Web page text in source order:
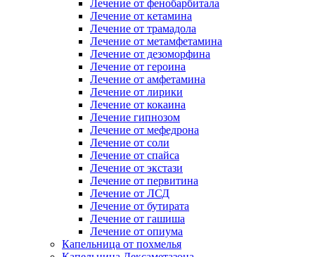
Лечение от фенобарбитала
Лечение от кетамина
Лечение от трамадола
Лечение от метамфетамина
Лечение от дезоморфина
Лечение от героина
Лечение от амфетамина
Лечение от лирики
Лечение от кокаина
Лечение гипнозом
Лечение от мефедрона
Лечение от соли
Лечение от спайса
Лечение от экстази
Лечение от первитина
Лечение от ЛСД
Лечение от бутирата
Лечение от гашиша
Лечение от опиума
Капельница от похмелья